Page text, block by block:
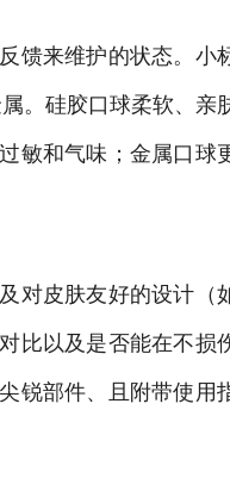
馈来维护的状态。小
。硅胶口球柔软、亲
敏和气味；金属口球
对皮肤友好的设计（
比以及是否能在不损
锐部件、且附带使用